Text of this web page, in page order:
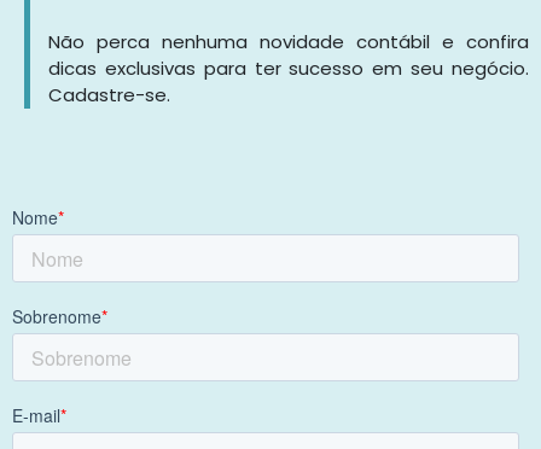
Não perca nenhuma novidade contábil e confira
dicas exclusivas para ter sucesso em seu negócio.
Cadastre-se.